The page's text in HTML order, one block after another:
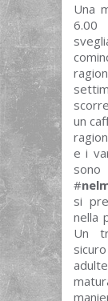
Una
6.00
un
e i
#
si
nella
Un